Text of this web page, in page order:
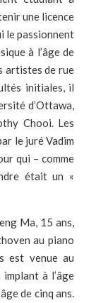
une licence
le passionnent
à l’âge de
artistes de rue
initiales, il
d’Ottawa,
Chooi. Les
le juré Vadim
qui – comme
était un «
Ma, 15 ans,
au piano
est venue au
à l’âge
de cinq ans.